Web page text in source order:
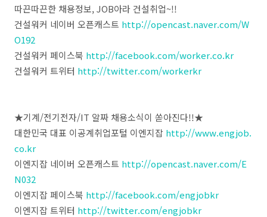
따끈따끈한 채용정보, JOB아라 건설취업~!!
건설워커 네이버 오픈캐스트 http://opencast.naver.com/W
O192
건설워커 페이스북 http://facebook.com/worker.co.kr
건설워커 트위터 http://twitter.com/workerkr
★기계/전기전자/IT 알짜 채용소식이 쏟아진다!!★
대한민국 대표 이공계취업포털 이엔지잡 http://www.engjob.
co.kr
이엔지잡 네이버 오픈캐스트 http://opencast.naver.com/E
N032
이엔지잡 페이스북 http://facebook.com/engjobkr
이엔지잡 트위터 http://twitter.com/engjobkr